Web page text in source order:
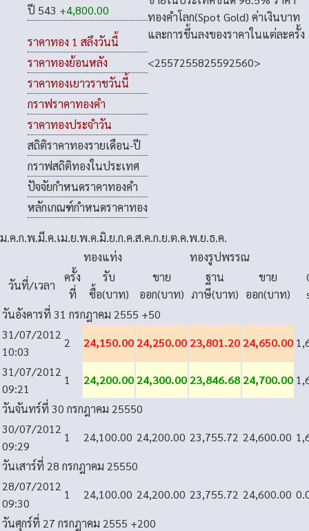
ปี 543 +4,800.00
ราคาทอง 1 สลึงวันนี้
ราคาทองย้อนหลัง
ราคาทองเยาวราชวันนี้
กราฟราคาทองคำ
ราคาทองประจำวัน
สถิติราคาทองรายเดือน-ปี
กราฟสถิติทองในประเทศ
ปัจจัยกำหนดราคาทองคำ
หลักเกณฑ์กำหนดราคาทอง
ทองคำโลก(Spot Gold) ค่าเงินบาท
และการขึ้นลงของราคาในแต่ละครั้ง
<2557255825592560>
ม.ค.ก.พ.มี.ค.เม.ย.พ.ค.มิ.ย.ก.ค.ส.ค.ก.ย.ต.ค.พ.ย.ธ.ค.
ทองแท่ง
ทองรูปพรรณ
วันที่/เวลา
ครั้ง
ที่
รับ
ซื้อ(บาท)
ขาย
ออก(บาท)
ฐาน
ภาษี(บาท)
ขาย
ออก(บาท)
วันอังคารที่ 31 กรกฎาคม 2555 +50
31/07/2012
10:03
2 24,150.00 24,250.00 23,801.20 24,650.00
31/07/2012
09:21
1 24,200.00 24,300.00 23,846.68 24,700.00
วันจันทร์ที่ 30 กรกฎาคม 25550
30/07/2012
09:29
1 24,100.00 24,200.00 23,755.72 24,600.00
วันเสาร์ที่ 28 กรกฎาคม 25550
28/07/2012
09:30
1 24,100.00 24,200.00 23,755.72 24,600.00
วันศุกร์ที่ 27 กรกฎาคม 2555 +200